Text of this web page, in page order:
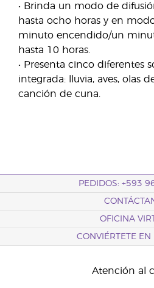
• Brinda un modo de
hasta ocho horas y en
minuto encendido/un
hasta 10 horas.
• Presenta cinco diferentes
integrada: lluvia, aves, olas
canción de cuna.
PEDIDOS: +593
OFICINA
CONVIÉRTETE
Atención al